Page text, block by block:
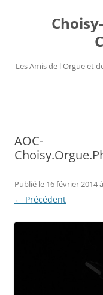
Les Amis de l'Orgue et
AOC-
Publié le 16 février 2014à
← Précédent